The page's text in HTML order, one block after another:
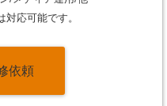
応可能です。
依頼